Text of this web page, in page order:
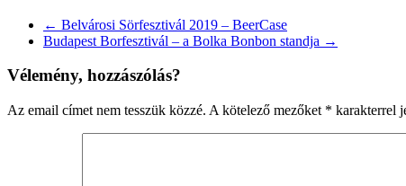
← Belvárosi Sörfesztivál 2019 – BeerCase
Budapest Borfesztivál – a Bolka Bonbon standja →
Vélemény, hozzászólás?
Az email címet nem tesszük közzé. A kötelező mezőket * karakterrel